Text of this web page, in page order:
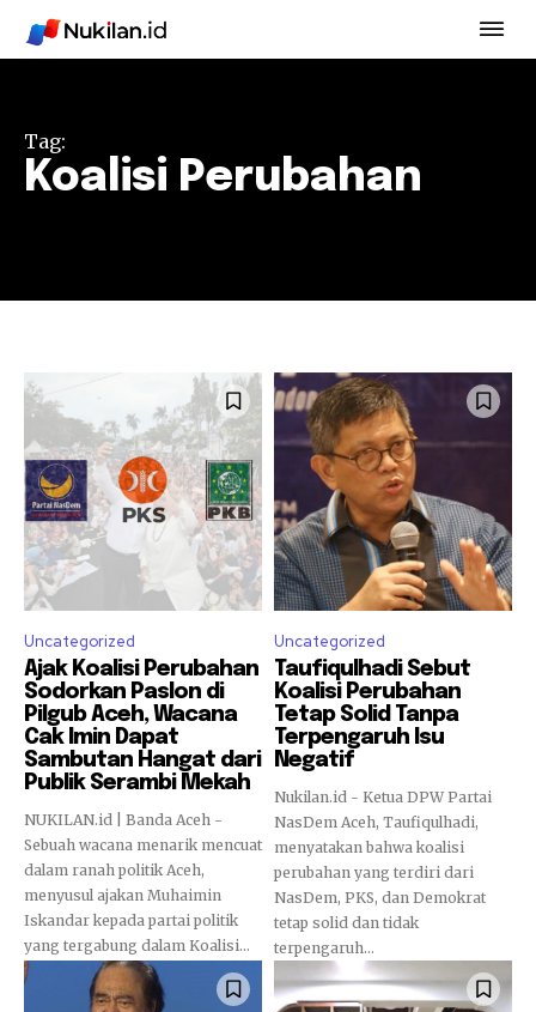
Tag:
Koalisi Perubahan
Uncategorized
Ajak Koalisi Perubahan
Sodorkan Paslon di
Pilgub Aceh, Wacana
Cak Imin Dapat
Sambutan Hangat dari
Publik Serambi Mekah
NUKILAN.id | Banda Aceh -
Sebuah wacana menarik mencuat
dalam ranah politik Aceh,
menyusul ajakan Muhaimin
Iskandar kepada partai politik
yang tergabung dalam Koalisi...
Uncategorized
Taufiqulhadi Sebut
Koalisi Perubahan
Tetap Solid Tanpa
Terpengaruh Isu
Negatif
Nukilan.id - Ketua DPW Partai
NasDem Aceh, Taufiqulhadi,
menyatakan bahwa koalisi
perubahan yang terdiri dari
NasDem, PKS, dan Demokrat
tetap solid dan tidak
terpengaruh...